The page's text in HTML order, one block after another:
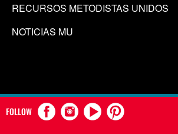
RECURSOS METODISTAS UNIDOS
NOTICIAS MU
FOLLOW